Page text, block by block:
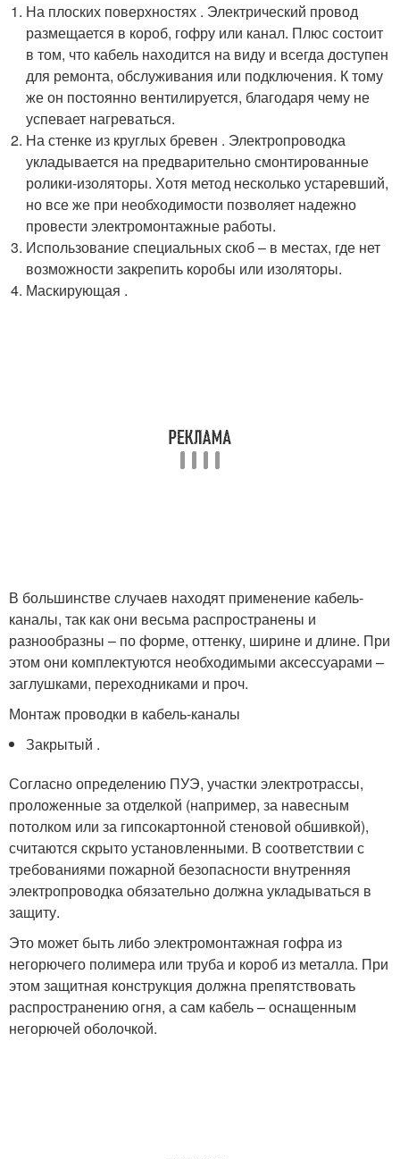
На плоских поверхностях . Электрический провод
размещается в короб, гофру или канал. Плюс состоит
в том, что кабель находится на виду и всегда доступен
для ремонта, обслуживания или подключения. К тому
же он постоянно вентилируется, благодаря чему не
успевает нагреваться.
На стенке из круглых бревен . Электропроводка
укладывается на предварительно смонтированные
ролики-изоляторы. Хотя метод несколько устаревший,
но все же при необходимости позволяет надежно
провести электромонтажные работы.
Использование специальных скоб – в местах, где нет
возможности закрепить коробы или изоляторы.
Маскирующая .
В большинстве случаев находят применение кабель-
каналы, так как они весьма распространены и
разнообразны – по форме, оттенку, ширине и длине. При
этом они комплектуются необходимыми аксессуарами –
заглушками, переходниками и проч.
Монтаж проводки в кабель-каналы
Закрытый .
Согласно определению ПУЭ, участки электротрассы,
проложенные за отделкой (например, за навесным
потолком или за гипсокартонной стеновой обшивкой),
считаются скрыто установленными. В соответствии с
требованиями пожарной безопасности внутренняя
электропроводка обязательно должна укладываться в
защиту.
Это может быть либо электромонтажная гофра из
негорючего полимера или труба и короб из металла. При
этом защитная конструкция должна препятствовать
распространению огня, а сам кабель – оснащенным
негорючей оболочкой.